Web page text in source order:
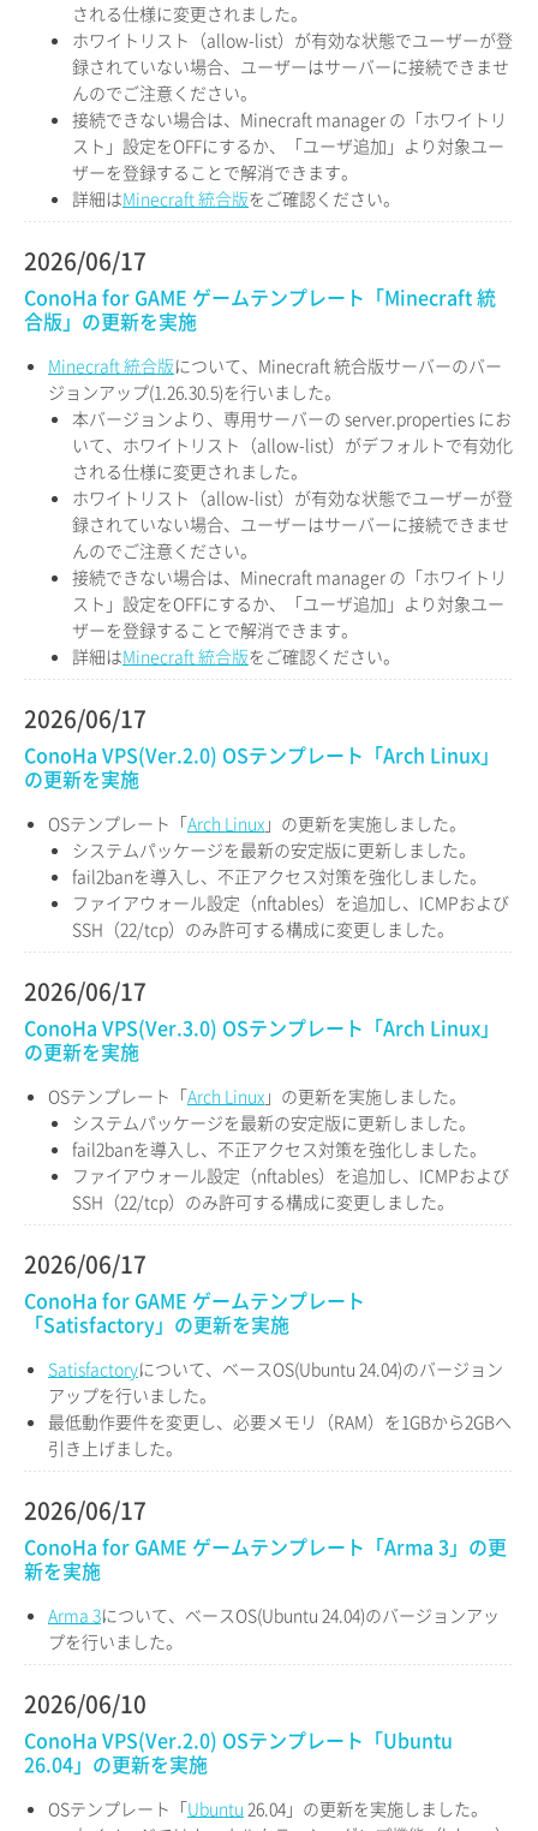
される仕様に変更されました。
ホワイトリスト（allow-list）が有効な状態でユーザーが登
録されていない場合、ユーザーはサーバーに接続できませ
んのでご注意ください。
接続できない場合は、Minecraft manager の「ホワイトリ
スト」設定をOFFにするか、「ユーザ追加」より対象ユー
ザーを登録することで解消できます。
詳細はMinecraft 統合版をご確認ください。
2026/06/17
ConoHa for GAME ゲームテンプレート「Minecraft 統
合版」の更新を実施
Minecraft 統合版について、Minecraft 統合版サーバーのバー
ジョンアップ(1.26.30.5)を行いました。
本バージョンより、専用サーバーの server.properties にお
いて、ホワイトリスト（allow-list）がデフォルトで有効化
される仕様に変更されました。
ホワイトリスト（allow-list）が有効な状態でユーザーが登
録されていない場合、ユーザーはサーバーに接続できませ
んのでご注意ください。
接続できない場合は、Minecraft manager の「ホワイトリ
スト」設定をOFFにするか、「ユーザ追加」より対象ユー
ザーを登録することで解消できます。
詳細はMinecraft 統合版をご確認ください。
2026/06/17
ConoHa VPS(Ver.2.0) OSテンプレート「Arch Linux」
の更新を実施
OSテンプレート「Arch Linux 」の更新を実施しました。
システムパッケージを最新の安定版に更新しました。
fail2banを導入し、不正アクセス対策を強化しました。
ファイアウォール設定（nftables）を追加し、ICMPおよび
SSH（22/tcp）のみ許可する構成に変更しました。
2026/06/17
ConoHa VPS(Ver.3.0) OSテンプレート「Arch Linux」
の更新を実施
OSテンプレート「Arch Linux 」の更新を実施しました。
システムパッケージを最新の安定版に更新しました。
fail2banを導入し、不正アクセス対策を強化しました。
ファイアウォール設定（nftables）を追加し、ICMPおよび
SSH（22/tcp）のみ許可する構成に変更しました。
2026/06/17
ConoHa for GAME ゲームテンプレート
「Satisfactory」の更新を実施
Satisfactoryについて、ベースOS(Ubuntu 24.04)のバージョン
アップを行いました。
最低動作要件を変更し、必要メモリ（RAM）を1GBから2GBへ
引き上げました。
2026/06/17
ConoHa for GAME ゲームテンプレート「Arma 3」の更
新を実施
Arma 3について、ベースOS(Ubuntu 24.04)のバージョンアッ
プを行いました。
2026/06/10
ConoHa VPS(Ver.2.0) OSテンプレート「Ubuntu
26.04」の更新を実施
OSテンプレート「Ubuntu 26.04」の更新を実施しました。